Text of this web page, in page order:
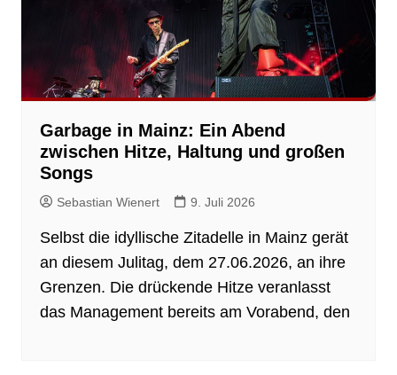
Garbage in Mainz: Ein Abend
zwischen Hitze, Haltung und großen
Songs
Sebastian Wienert 9. Juli 2026
Selbst die idyllische Zitadelle in Mainz gerät
an diesem Julitag, dem 27.06.2026, an ihre
Grenzen. Die drückende Hitze veranlasst
das Management bereits am Vorabend, den